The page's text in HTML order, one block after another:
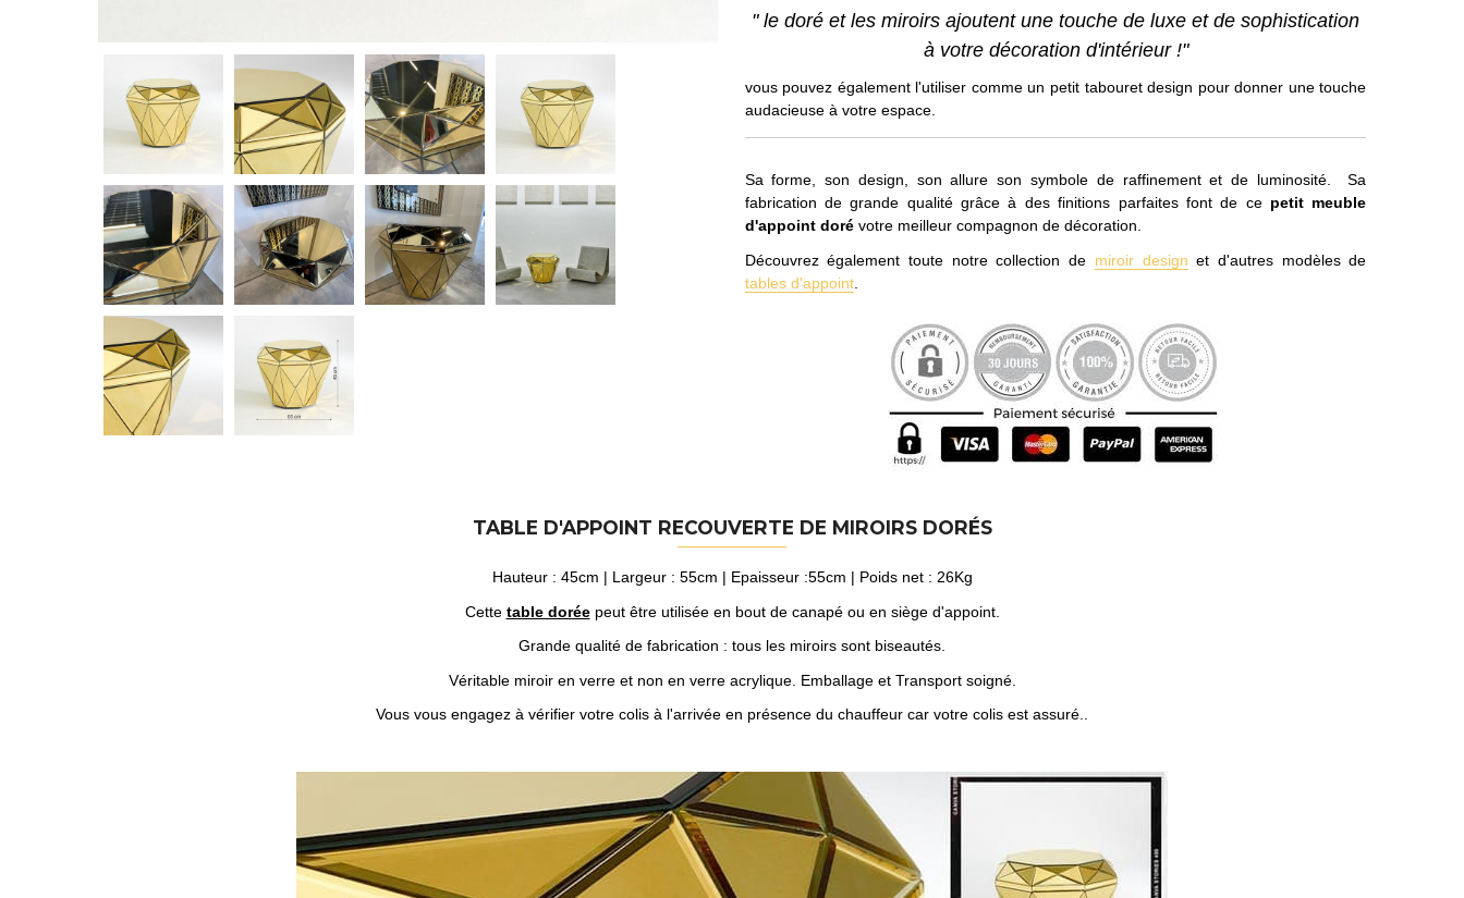
" le doré et les miroirs ajoutent une touche de luxe et de sophistication
à votre décoration d'intérieur !"
vous pouvez également l'utiliser comme un petit tabouret design pour donner une touche
audacieuse à votre espace.
Sa forme, son design, son allure son symbole de raffinement et de luminosité. Sa
fabrication de grande qualité grâce à des finitions parfaites font de ce petit meuble
d'appoint dorévotre meilleur compagnon de décoration.
Découvrez également toute notre collection de miroir design et d'autres modèles de
tables d'appoint.
TABLE D'APPOINT RECOUVERTE DE MIROIRS DORÉS
Hauteur : 45cm | Largeur : 55cm | Epaisseur :55cm | Poids net : 26Kg
Cette table doréepeut être utilisée en bout de canapé ou en siège d'appoint.
Grande qualité de fabrication : tous les miroirs sont biseautés.
Véritable miroir en verre et non en verre acrylique. Emballage et Transport soigné.
Vous vous engagez à vérifier votre colis à l'arrivée en présence du chauffeur car votre colis est assuré..